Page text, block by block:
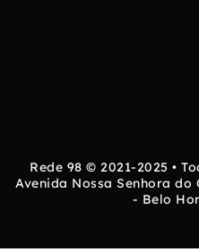
Rede 98 © 2021-2025 •
Avenida Nossa Senhora do
- Belo